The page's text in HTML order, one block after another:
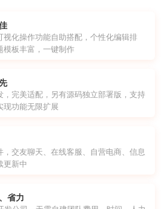
视化操作功能自助搭配，个性化编辑排
模板丰富，一键制作
，完美适配，另有源码独立部署版，支持
现功能无限扩展
，交友聊天、在线客服、自营电商、信息
更新中
省力